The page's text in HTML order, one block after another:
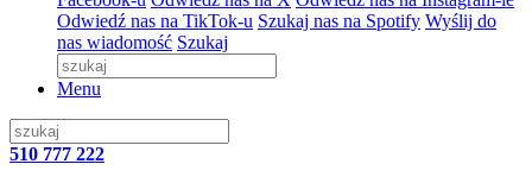
Odwiedź nas na TikTok-u Szukaj nas na Spotify Wyślij do
nas wiadomość Szukaj
Menu
510 777 222